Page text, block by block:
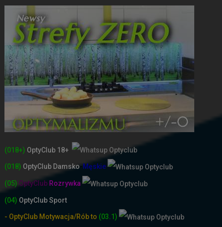
(018+) OptyClub 18+
(018) OptyClub Damsko-Męskie
(05) OptyClub Rozrywka
(04) OptyClub Sport
- OptyClub Motywacja/Rób to (03.1)